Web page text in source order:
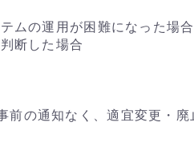
ムの運用が困難になった場合
断した場合
の通知なく、適宜変更・廃